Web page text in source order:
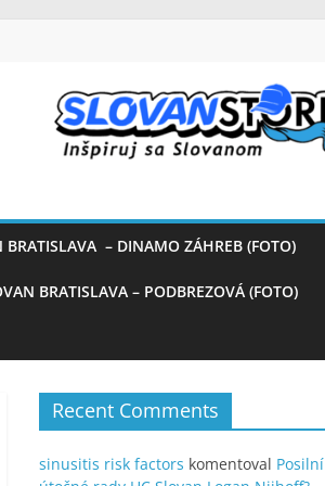
BRATISLAVA – DINAMO ZÁHREB (FOTO)
BRATISLAVA – PODBREZOVÁ (FOTO)
Recent Comments
sinusitis risk factors komentoval Posilní